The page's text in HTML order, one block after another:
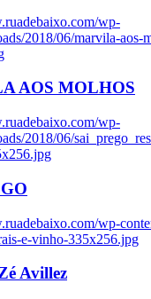
wp-
2018/06/marvila-aos-
AOS MOLHOS
wp-
2018/06/
wp-
e-vinho-335x256.jpg
Avillez